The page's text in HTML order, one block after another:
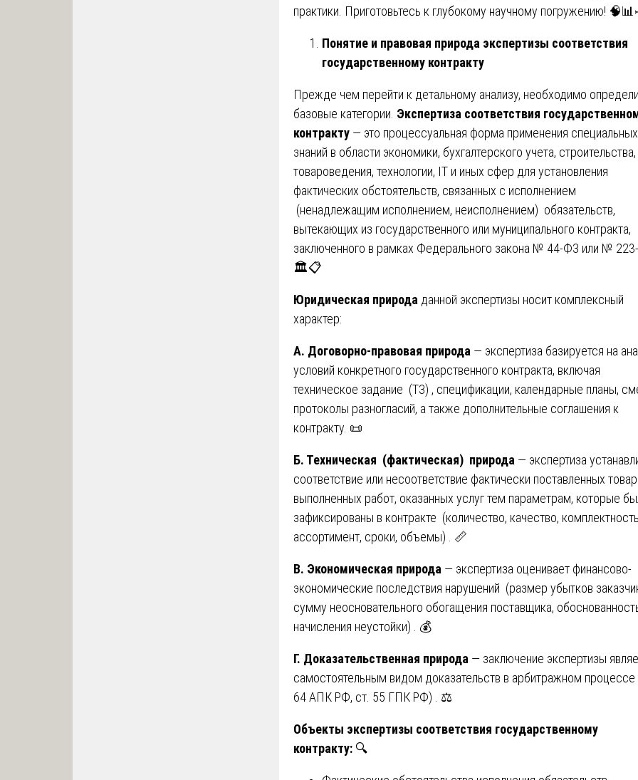
практики. Приготовьтесь к глубокому научному погружению!
Понятие и правовая природа экспертизы соответствия
государственному контракту
Прежде чем перейти к детальному анализу, необходимо
базовые категории. Экспертиза соответствия
контракту — это процессуальная форма применения специальных
знаний в области экономики, бухгалтерского учета, строительства,
товароведения, технологии, IT и иных сфер для установления
фактических обстоятельств, связанных с исполнением
(ненадлежащим исполнением, неисполнением) обязательств,
вытекающих из государственного или муниципального контракта,
заключенного в рамках Федерального закона № 44-ФЗ или №
🏛️📋
Юридическая природа данной экспертизы носит комплексный
характер:
А. Договорно-правовая природа — экспертиза базируется на
условий конкретного государственного контракта, включая
техническое задание (ТЗ) , спецификации, календарные планы,
протоколы разногласий, а также дополнительные соглашения к
контракту. 📜
Б. Техническая (фактическая) природа — экспертиза
соответствие или несоответствие фактически поставленных
выполненных работ, оказанных услуг тем параметрам, которые
зафиксированы в контракте (количество, качество,
ассортимент, сроки, объемы) . 📏
В. Экономическая природа — экспертиза оценивает финансово-
экономические последствия нарушений (размер убытков
сумму неосновательного обогащения поставщика,
начисления неустойки) . 💰
Г. Доказательственная природа — заключение экспертизы
самостоятельным видом доказательств в арбитражном процессе
64 АПК РФ, ст. 55 ГПК РФ) . ⚖️
Объекты экспертизы соответствия государственному
контракту: 🔍